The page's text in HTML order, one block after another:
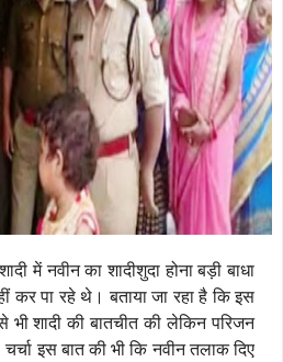
में नवीन का शादीशुदा होना बड़ी बाधा
कर पा रहे थे। बताया जा रहा है कि इस
भी शादी की बातचीत की लेकिन परिजन
इस बात की भी कि नवीन तलाक दिए